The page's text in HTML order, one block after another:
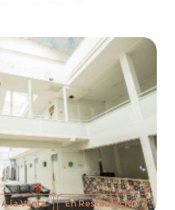
A la Venta En Restauración